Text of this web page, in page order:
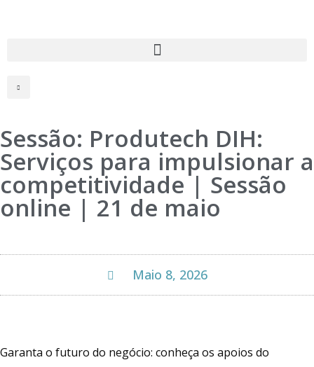
Sessão: Produtech DIH:
Serviços para impulsionar a
competitividade | Sessão
online | 21 de maio
Maio 8, 2026
Garanta o futuro do negócio: conheça os apoios do